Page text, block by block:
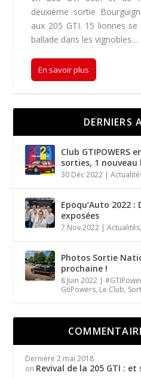
deuxième sortie
aux 205 GTI. 15 lionnes
ballade dans les
En savoir plus
DERNIERS
Club GTIPOWERS
sorties, 1 nouveau
30 Déc 2022 |
Epoqu’Auto 2022 :
exposées
7 Nov 2022 |Actualités,
Photos Sortie
prochaine !
8 Juin 2022 |
GtiPowers, Le Club,
Dernière 2 mai 2018
on Revival de la 205 GTI :